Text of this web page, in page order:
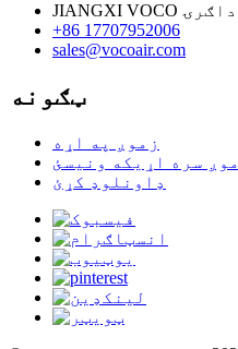
+86 17707952006
sales@vocoair.com
ټګونه
زموږ په اړه
موږ سره اړیکه ونیسئ
ډاونلوډ کړئ